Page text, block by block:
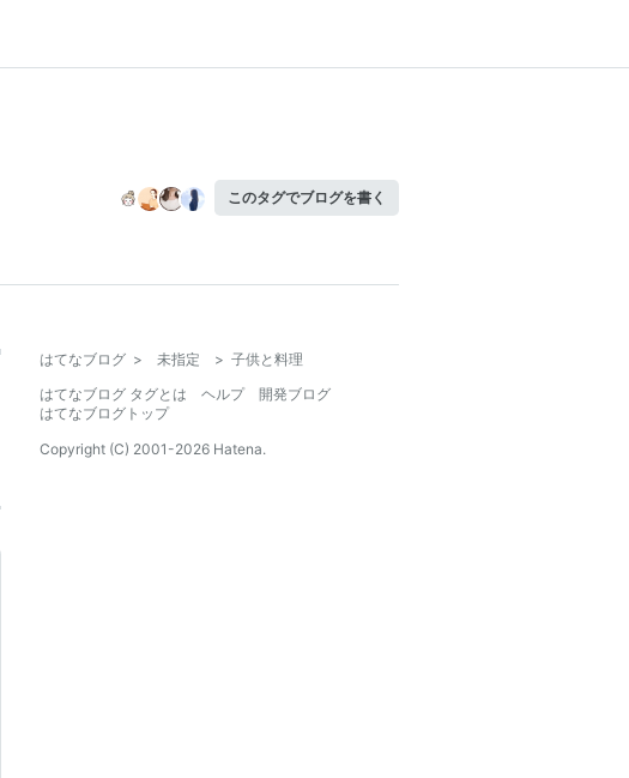
このタグでブログを書く
はてなブログ > 未指定 > 子供と料理
はてなブログ タグとは
ヘルプ
開発ブログ
はてなブログトップ
Copyright (C) 2001-2026 Hatena.